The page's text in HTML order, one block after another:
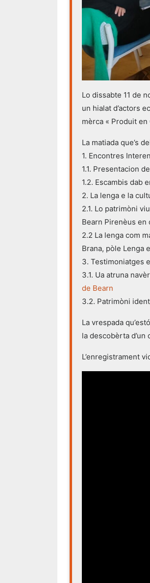
Lo dissabte 11 de
un hialat d’actors
mèrca « Produit
La matiada que’s
1. Encontres
1.1. Presentacion
1.2. Escambis dab
2. La lenga e la
2.1. Lo patrimòni
Bearn Pirenèus en
2.2 La lenga com
Brana, pòle Lenga
3. Testimoniatges
3.1. Ua atruna
de Bearn
3.2. Patrimòni
La vrespada
la descobèrta
L’enregistrament